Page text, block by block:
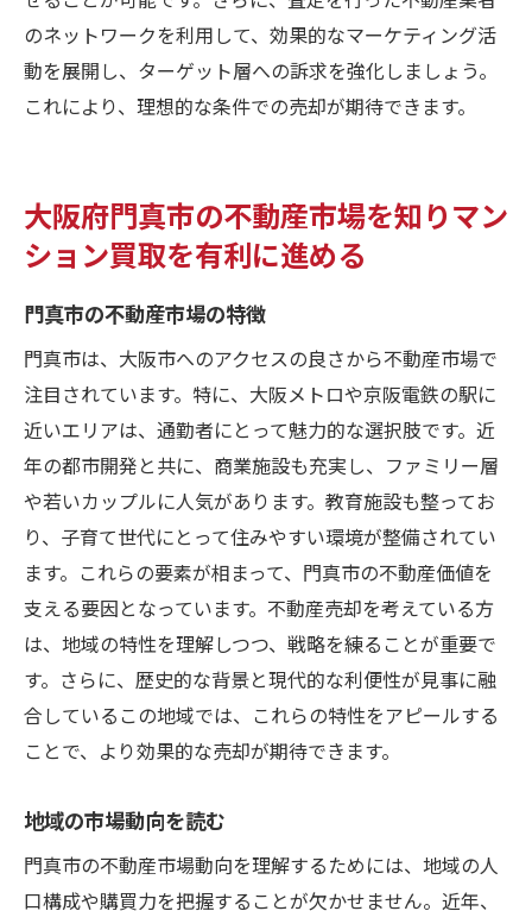
のネットワークを利用して、効果的なマーケティング活
動を展開し、ターゲット層への訴求を強化しましょう。
これにより、理想的な条件での売却が期待できます。
大阪府門真市の不動産市場を知りマン
ション買取を有利に進める
門真市の不動産市場の特徴
門真市は、大阪市へのアクセスの良さから不動産市場で
注目されています。特に、大阪メトロや京阪電鉄の駅に
近いエリアは、通勤者にとって魅力的な選択肢です。近
年の都市開発と共に、商業施設も充実し、ファミリー層
や若いカップルに人気があります。教育施設も整ってお
り、子育て世代にとって住みやすい環境が整備されてい
ます。これらの要素が相まって、門真市の不動産価値を
支える要因となっています。不動産売却を考えている方
は、地域の特性を理解しつつ、戦略を練ることが重要で
す。さらに、歴史的な背景と現代的な利便性が見事に融
合しているこの地域では、これらの特性をアピールする
ことで、より効果的な売却が期待できます。
地域の市場動向を読む
門真市の不動産市場動向を理解するためには、地域の人
口構成や購買力を把握することが欠かせません。近年、